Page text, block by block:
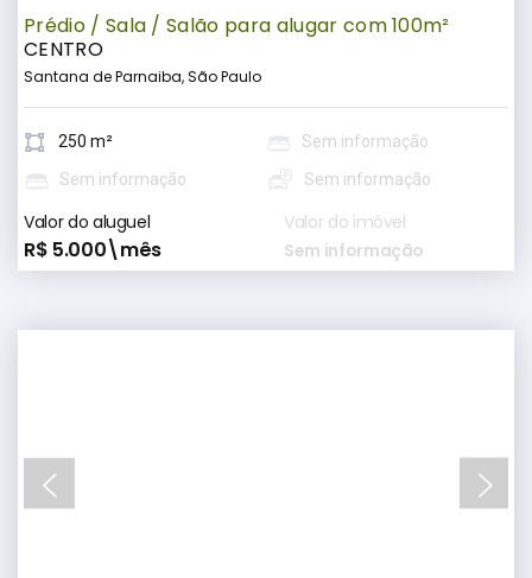
Prédio / Sala / Salão para alugar com 100m²
CENTRO
Santana de Parnaiba, São Paulo
250 m²
Sem informação
Sem informação
Sem informação
Valor do aluguel
R$ 5.000\mês
Valor do imóvel
Sem informação